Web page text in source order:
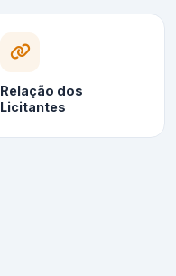
Relação dos
Licitantes